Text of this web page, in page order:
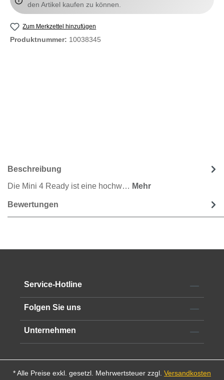
den Artikel kaufen zu können.
Zum Merkzettel hinzufügen
Produktnummer: 10038345
Beschreibung
Die Mini 4 Ready ist eine hochw… Mehr
Bewertungen
Service-Hotline
Folgen Sie uns
Unternehmen
* Alle Preise exkl. gesetzl. Mehrwertsteuer zzgl. Versandkosten